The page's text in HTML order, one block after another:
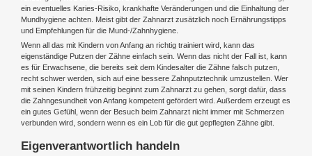
ein eventuelles Karies-Risiko, krankhafte Veränderungen und die Einhaltung der
Mundhygiene achten. Meist gibt der Zahnarzt zusätzlich noch Ernährungstipps
und Empfehlungen für die Mund-/Zahnhygiene.
Wenn all das mit Kindern von Anfang an richtig trainiert wird, kann das
eigenständige Putzen der Zähne einfach sein. Wenn das nicht der Fall ist, kann
es für Erwachsene, die bereits seit dem Kindesalter die Zähne falsch putzen,
recht schwer werden, sich auf eine bessere Zahnputztechnik umzustellen. Wer
mit seinen Kindern frühzeitig beginnt zum Zahnarzt zu gehen, sorgt dafür, dass
die Zahngesundheit von Anfang kompetent gefördert wird. Außerdem erzeugt es
ein gutes Gefühl, wenn der Besuch beim Zahnarzt nicht immer mit Schmerzen
verbunden wird, sondern wenn es ein Lob für die gut gepflegten Zähne gibt.
Eigenverantwortlich handeln